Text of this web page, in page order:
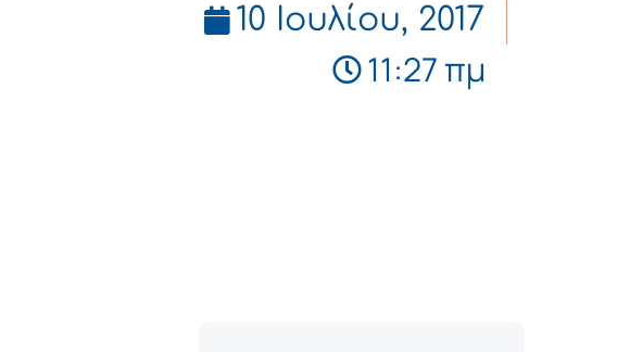
10 Ιουλίου, 2017
11:27 πμ